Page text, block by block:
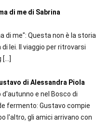
di me di Sabrina
di me": Questa non è la storia
di lei. Il viaggio per ritrovarsi
[…]
di Alessandra Piola
d'autunno e nel Bosco di
fermento: Gustavo compie
l'altro, gli amici arrivano con